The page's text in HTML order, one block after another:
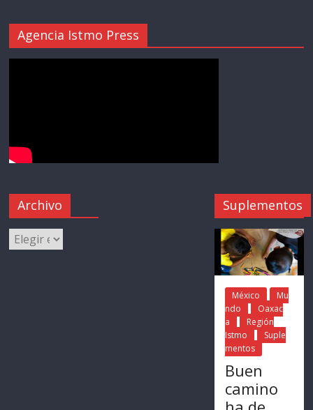
Agencia Istmo Press
Archivo Suplementos
México
Mu
ndo
Oaxac
a
Región
Istmo
Suple
mentos
Buen
camino